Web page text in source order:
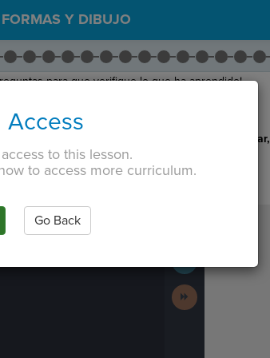
FORMAS Y DIBUJO
para que verifique lo que ha aprendido!
en las respuestas correctas. Hacer clic
Enviar,
to exit the code editor.
Work
Next
Activity
Access
to this lesson.
to access more curriculum.
Go Back